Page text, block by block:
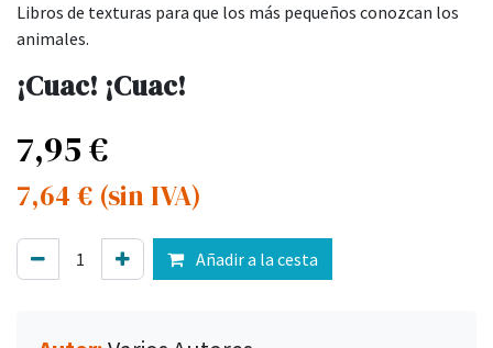
Libros de texturas para que los más pequeños conozcan los
animales.
¡Cuac! ¡Cuac!
7,95€
7,64 € (sin IVA)
Añadir a la cesta